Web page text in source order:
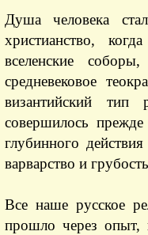
Душа человека
христианство,
вселенские
средневековое
византийский тип
совершилось
глубинного
варварство и
Все наше русское
прошло через опыт,